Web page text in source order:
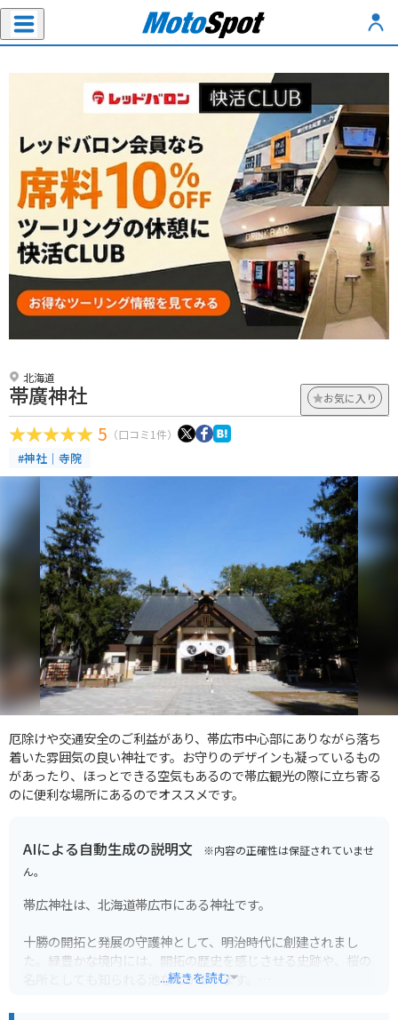
北海道
帯廣神社 お気に入り
5 （口コミ1件）
#神社｜寺院
厄除けや交通安全のご利益があり、帯広市中心部にありながら落ち
着いた雰囲気の良い神社です。お守りのデザインも凝っているもの
があったり、ほっとできる空気もあるので帯広観光の際に立ち寄る
のに便利な場所にあるのでオススメです。
AIによる自動生成の説明文 ※内容の正確性は保証されていませ
ん。
帯広神社は、北海道帯広市にある神社です。
十勝の開拓と発展の守護神として、明治時代に創建されまし
た。緑豊かな境内には、開拓の歴史を感じさせる史跡や、桜の
名所としても知られる池などがあります。
...続きを読む